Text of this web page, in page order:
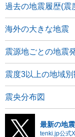
過去の地震履歴(震
海外の大きな地震
震源地ごとの地震
震度3以上の地域
震央分布図
最新の地
tenki.jp公式